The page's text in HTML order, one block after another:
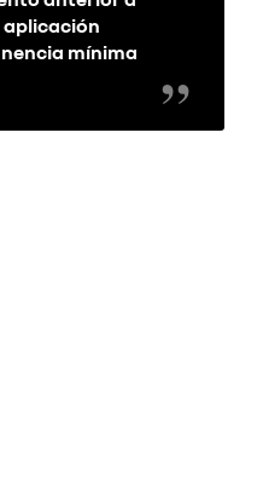
aplicación
mínima